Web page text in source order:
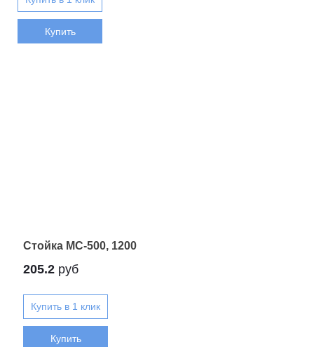
Купить
Стойка МС-500, 1200
205.2 руб
Купить